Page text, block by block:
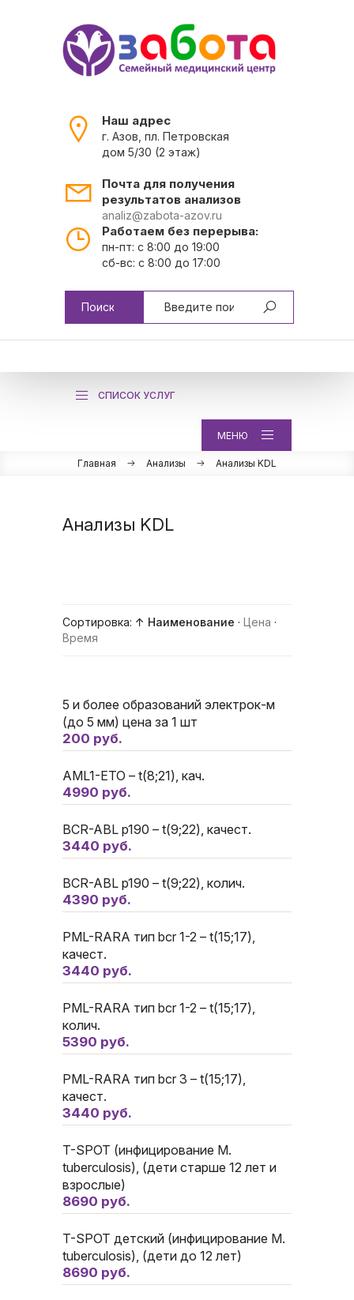
Наш адрес
г. Азов, пл. Петровская
дом 5/30 (2 этаж)
Почта для получения
результатов анализов
analiz@zabota-azov.ru
Работаем без перерыва:
пн-пт: с 8:00 до 19:00
сб-вс: с 8:00 до 17:00
СПИСОК УСЛУГ
МЕНЮ
Главная Анализы Анализы KDL
Анализы KDL
Сортировка: ↑ Наименование · Цена ·
Время
5 и более образований электрок-м
(до 5 мм) цена за 1 шт
200 руб.
AML1-ETO – t(8;21), кач.
4990 руб.
BCR-ABL p190 – t(9;22), качест.
3440 руб.
BCR-ABL p190 – t(9;22), колич.
4390 руб.
PML-RARA тип bcr 1-2 – t(15;17),
качест.
3440 руб.
PML-RARA тип bcr 1-2 – t(15;17),
колич.
5390 руб.
PML-RARA тип bcr 3 – t(15;17),
качест.
3440 руб.
T-SPOT (инфицирование M.
tuberculosis), (дети старше 12 лет и
взрослые)
8690 руб.
T-SPOT детский (инфицирование M.
tuberculosis), (дети до 12 лет)
8690 руб.